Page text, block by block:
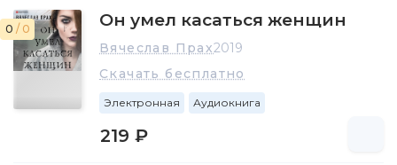
0 / 0 Он умел касаться женщин
Вячеслав Прах2019
Скачать бесплатно
Электронная Аудиокнига
219 ₽